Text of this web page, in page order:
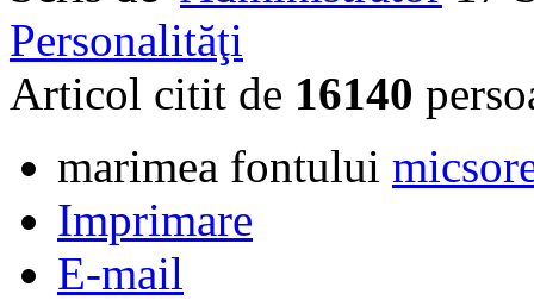
Personalităţi
Articol citit de 16140
marimea fontului
Imprimare
E-mail